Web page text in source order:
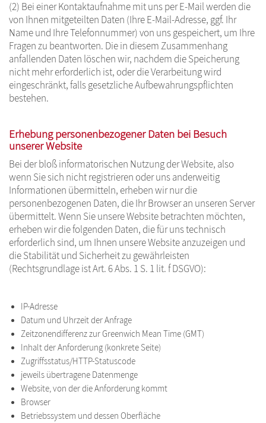
(2) Bei einer Kontaktaufnahme mit uns per E-Mail werden die
von Ihnen mitgeteilten Daten (Ihre E-Mail-Adresse, ggf. Ihr
Name und Ihre Telefonnummer) von uns gespeichert, um Ihre
Fragen zu beantworten. Die in diesem Zusammenhang
anfallenden Daten löschen wir, nachdem die Speicherung
nicht mehr erforderlich ist, oder die Verarbeitung wird
eingeschränkt, falls gesetzliche Aufbewahrungspflichten
bestehen.
Erhebung personenbezogener Daten bei Besuch
unserer Website
Bei der bloß informatorischen Nutzung der Website, also
wenn Sie sich nicht registrieren oder uns anderweitig
Informationen übermitteln, erheben wir nur die
personenbezogenen Daten, die Ihr Browser an unseren Server
übermittelt. Wenn Sie unsere Website betrachten möchten,
erheben wir die folgenden Daten, die für uns technisch
erforderlich sind, um Ihnen unsere Website anzuzeigen und
die Stabilität und Sicherheit zu gewährleisten
(Rechtsgrundlage ist Art. 6 Abs. 1 S. 1 lit. f DSGVO):
IP-Adresse
Datum und Uhrzeit der Anfrage
Zeitzonendifferenz zur Greenwich Mean Time (GMT)
Inhalt der Anforderung (konkrete Seite)
Zugriffsstatus/HTTP-Statuscode
jeweils übertragene Datenmenge
Website, von der die Anforderung kommt
Browser
Betriebssystem und dessen Oberfläche